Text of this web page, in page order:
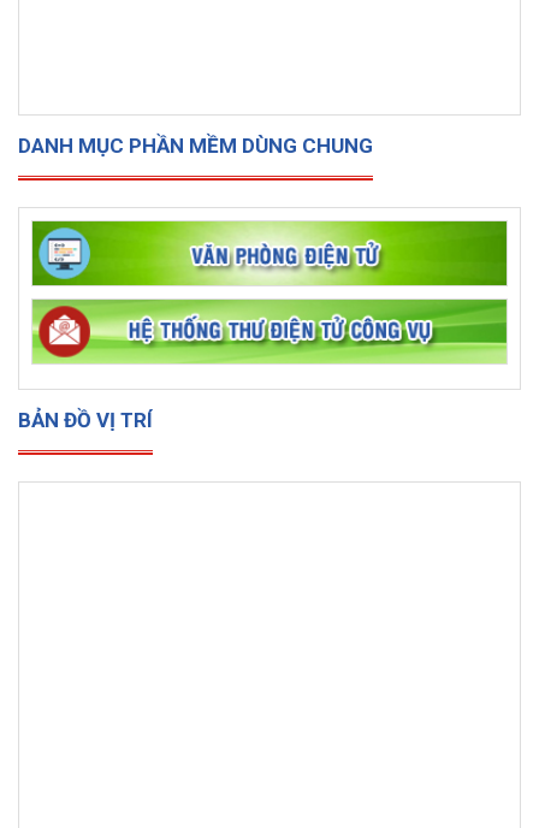
DANH MỤC PHẦN MỀM DÙNG CHUNG
BẢN ĐỒ VỊ TRÍ